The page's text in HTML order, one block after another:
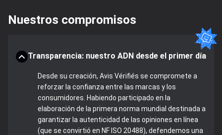
Nuestros compromisos
Transparencia: nuestro ADN desde el primer día
Desde su creación, Avis Vérifiés se compromete a
reforzar la confianza entre las marcas y los
consumidores. Habiendo participado en la
elaboración de la primera norma mundial destinada a
garantizar la autenticidad de las opiniones en línea
(que se convirtió en NF ISO 20488), defendemos una